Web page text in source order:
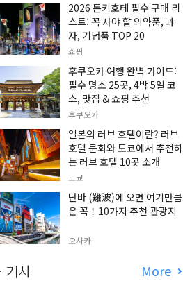
2026 돈키호테 필수 구매 리
스트: 꼭 사야 할 의약품, 과
자, 기념품 TOP 20
쇼핑
후쿠오카 여행 완벽 가이드:
필수 명소 25곳, 4박 5일 코
스, 맛집 & 쇼핑 추천
후쿠오카
일본의 러브 호텔이란? 러브
호텔 문화와 도쿄에서 추천하
는 러브 호텔 10곳 소개
도쿄
난바 (難波)에 오면 여기만큼
은 꼭！10가지 추천 관광지
오사카
기사 More